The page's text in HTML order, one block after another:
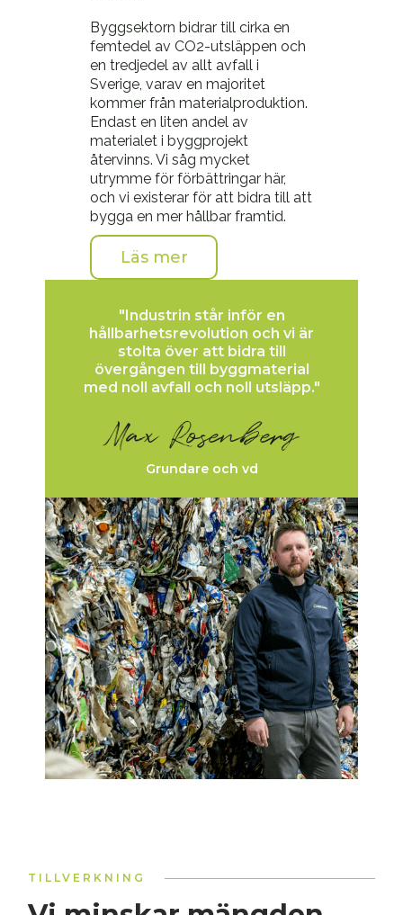
Byggsektorn bidrar till cirka en
femtedel av CO2-utsläppen och
en tredjedel av allt avfall i
Sverige, varav en majoritet
kommer från materialproduktion.
Endast en liten andel av
materialet i byggprojekt
återvinns. Vi såg mycket
utrymme för förbättringar här,
och vi existerar för att bidra till att
bygga en mer hållbar framtid.
Läs mer
"Industrin står inför en
hållbarhetsrevolution och vi är
stolta över att bidra till
övergången till byggmaterial
med noll avfall och noll utsläpp."
Max Rosenberg
Grundare och vd
TILLVERKNING